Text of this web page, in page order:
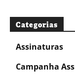
Categorias
Assinaturas
Campanha